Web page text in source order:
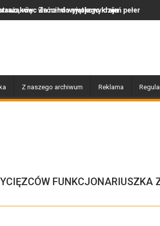
do swojego kraju
wyjątkowy dzień pełen muzyki, tańca i Uwaga!
Z naszego archiwum Reklama
FUNKCJONARIUSZKA